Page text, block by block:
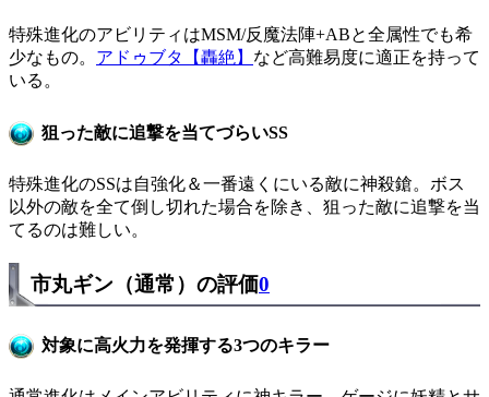
特殊進化のアビリティはMSM/反魔法陣+ABと全属性でも希
少なもの。 アドゥブタ【轟絶】 など高難易度に適正を持って
いる。
狙った敵に追撃を当てづらいSS
特殊進化のSSは自強化＆一番遠くにいる敵に神殺鎗。ボス
以外の敵を全て倒し切れた場合を除き、狙った敵に追撃を当
てるのは難しい。
市丸ギン（通常）の評価0
対象に高火力を発揮する3つのキラー